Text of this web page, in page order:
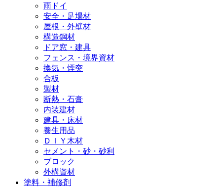
雨ドイ
安全・足場材
屋根・外壁材
構造鋼材
ドア窓・建具
フェンス・境界資材
換気・煙突
合板
製材
断熱・石膏
内装建材
建具・床材
養生用品
ＤＩＹ木材
セメント・砂・砂利
ブロック
外構資材
塗料・補修剤